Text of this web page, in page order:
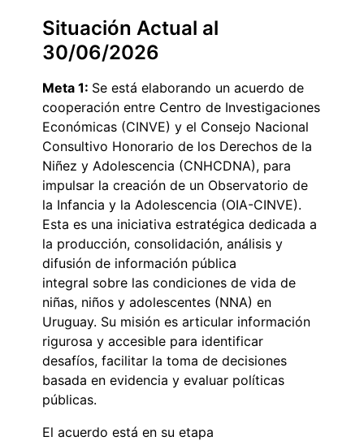
Situación Actual al
30/06/2026
Meta 1: Se está elaborando un acuerdo de
cooperación entre Centro de Investigaciones
Económicas (CINVE) y el Consejo Nacional
Consultivo Honorario de los Derechos de la
Niñez y Adolescencia (CNHCDNA), para
impulsar la creación de un Observatorio de
la Infancia y la Adolescencia (OIA-CINVE).
Esta es una iniciativa estratégica dedicada a
la producción, consolidación, análisis y
difusión de información pública
integral sobre las condiciones de vida de
niñas, niños y adolescentes (NNA) en
Uruguay. Su misión es articular información
rigurosa y accesible para identificar
desafíos, facilitar la toma de decisiones
basada en evidencia y evaluar políticas
públicas.
El acuerdo está en su etapa